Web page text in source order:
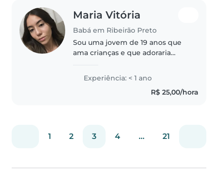
Maria Vitória
Babá em Ribeirão Preto
Sou uma jovem de 19 anos que
ama crianças e que adoraria
muita experiência, pois já fui
voluntária em um instituto da
minha igreja por 3 anos e tenho
Experiência: < 1 ano
R$ 25,00/hora
1 2 3 4 ... 21